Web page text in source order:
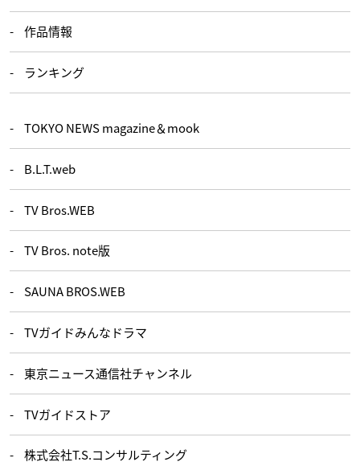
作品情報
ランキング
TOKYO NEWS magazine＆mook
B.L.T.web
TV Bros.WEB
TV Bros. note版
SAUNA BROS.WEB
TVガイドみんなドラマ
東京ニュース通信社チャンネル
TVガイドストア
株式会社T.S.コンサルティング